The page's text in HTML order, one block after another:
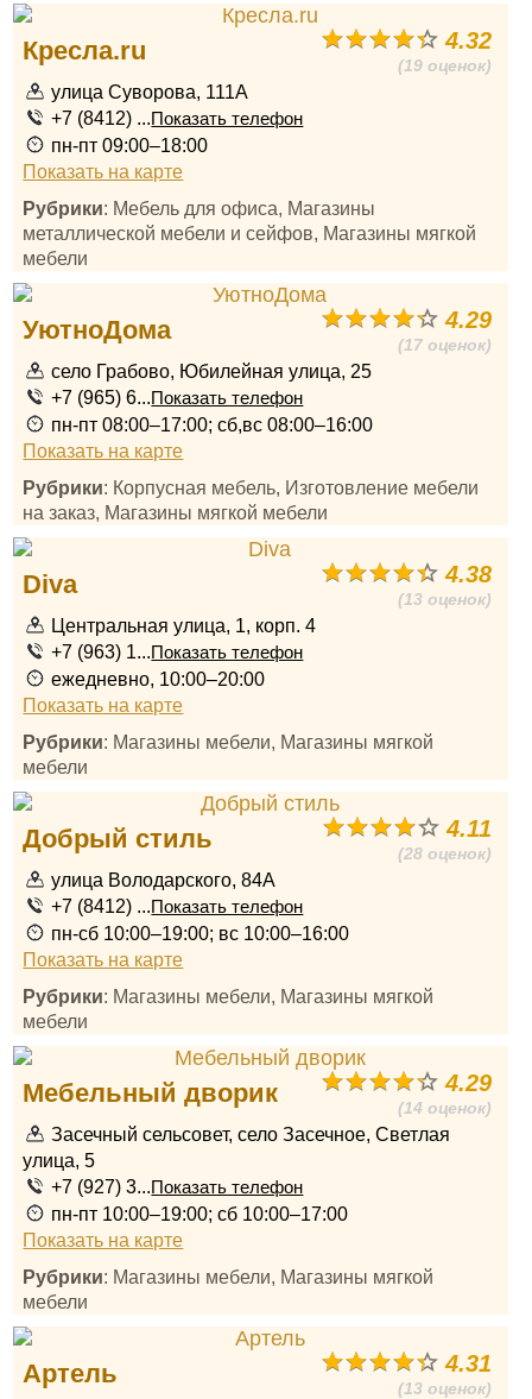
4.32
(19 оценок)
Кресла.ru
улица Суворова, 111А
+7 (8412) ...Показать телефон
пн-пт 09:00–18:00
Показать на карте
Рубрики: Мебель для офиса, Магазины
металлической мебели и сейфов, Магазины мягкой
мебели
4.29
(17 оценок)
УютноДома
село Грабово, Юбилейная улица, 25
+7 (965) 6...Показать телефон
пн-пт 08:00–17:00; сб,вс 08:00–16:00
Показать на карте
Рубрики: Корпусная мебель, Изготовление мебели
на заказ, Магазины мягкой мебели
4.38
(13 оценок)
Diva
Центральная улица, 1, корп. 4
+7 (963) 1...Показать телефон
ежедневно, 10:00–20:00
Показать на карте
Рубрики: Магазины мебели, Магазины мягкой
мебели
4.11
(28 оценок)
Добрый стиль
улица Володарского, 84А
+7 (8412) ...Показать телефон
пн-сб 10:00–19:00; вс 10:00–16:00
Показать на карте
Рубрики: Магазины мебели, Магазины мягкой
мебели
4.29
(14 оценок)
Мебельный дворик
Засечный сельсовет, село Засечное, Светлая
улица, 5
+7 (927) 3...Показать телефон
пн-пт 10:00–19:00; сб 10:00–17:00
Показать на карте
Рубрики: Магазины мебели, Магазины мягкой
мебели
4.31
(13 оценок)
Артель